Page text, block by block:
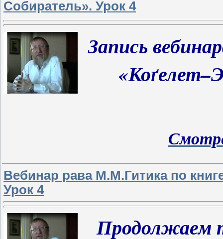
Собиратель». Урок 4
Запись
Вебинар рава М.М.Гитика по
Урок 4
Продолжаем